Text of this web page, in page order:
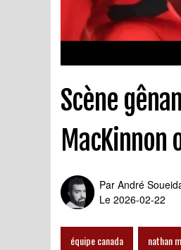
Scène
Par André
Le 2026-02-22
équipe canada nathan